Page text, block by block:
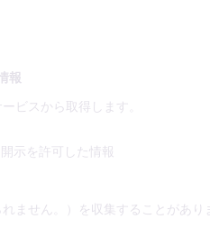
報
ビスから取得します。
示を許可した情報
ません。）を収集することがあり